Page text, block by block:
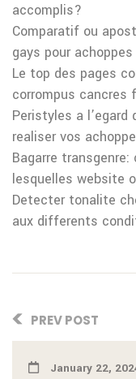
accomplis?
Comparatif ou
gays pour achoppes
Le top des pages
corrompus cancres
Peristyles a
realiser vos
Bagarre
lesquelles website
Detecter tonalite
aux differents
PREV POST
January 22,